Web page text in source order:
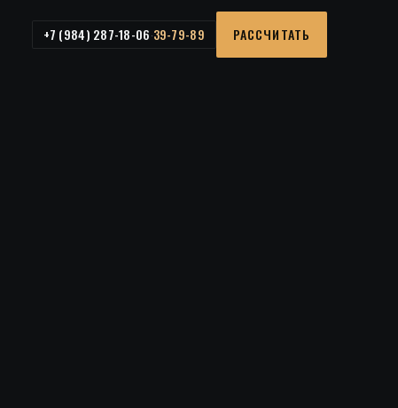
+7 (984) 287-18-06·39-79-89 РАССЧИТАТЬ